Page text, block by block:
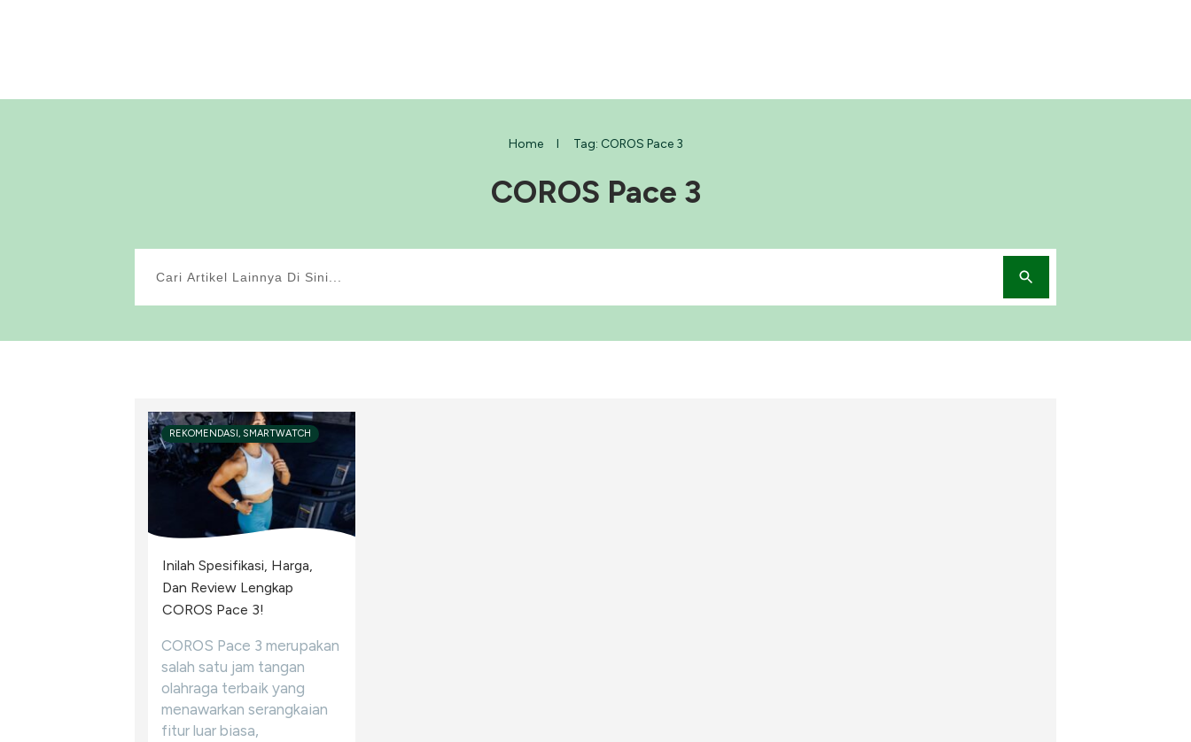
Home I Tag: COROS Pace 3
COROS Pace 3
REKOMENDASI, SMARTWATCH
Inilah Spesifikasi, Harga,
Dan Review Lengkap
COROS Pace 3!
COROS Pace 3 merupakan
salah satu jam tangan
olahraga terbaik yang
menawarkan serangkaian
fitur luar biasa,